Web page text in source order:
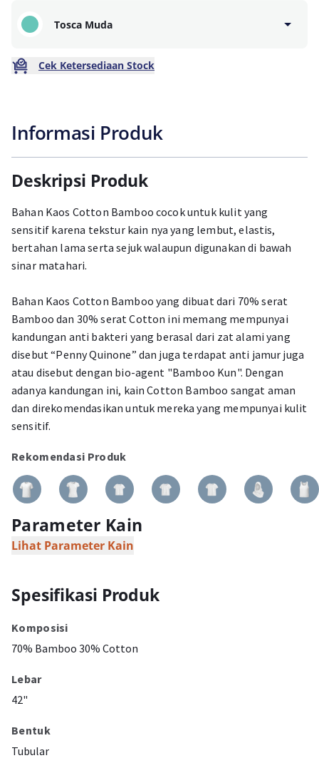
Tosca Muda
Cek Ketersediaan Stock
Informasi Produk
Deskripsi Produk
Bahan Kaos Cotton Bamboo cocok untuk kulit yang
sensitif karena tekstur kain nya yang lembut, elastis,
bertahan lama serta sejuk walaupun digunakan di bawah
sinar matahari.
Bahan Kaos Cotton Bamboo yang dibuat dari 70% serat
Bamboo dan 30% serat Cotton ini memang mempunyai
kandungan anti bakteri yang berasal dari zat alami yang
disebut “Penny Quinone” dan juga terdapat anti jamur juga
atau disebut dengan bio-agent "Bamboo Kun". Dengan
adanya kandungan ini, kain Cotton Bamboo sangat aman
dan direkomendasikan untuk mereka yang mempunyai kulit
sensitif.
Rekomendasi Produk
Parameter Kain
Lihat Parameter Kain
Spesifikasi Produk
Komposisi
70% Bamboo 30% Cotton
Lebar
42"
Bentuk
Tubular